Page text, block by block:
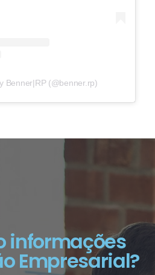
Benner|RP (@benner.rp)
informações
Empresarial?